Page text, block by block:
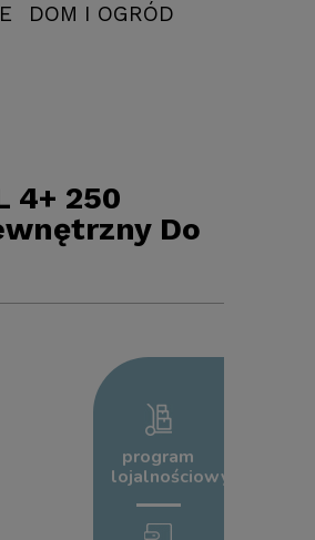
DOM I OGRÓD
4+ 250
Do
program
lojalnościowy